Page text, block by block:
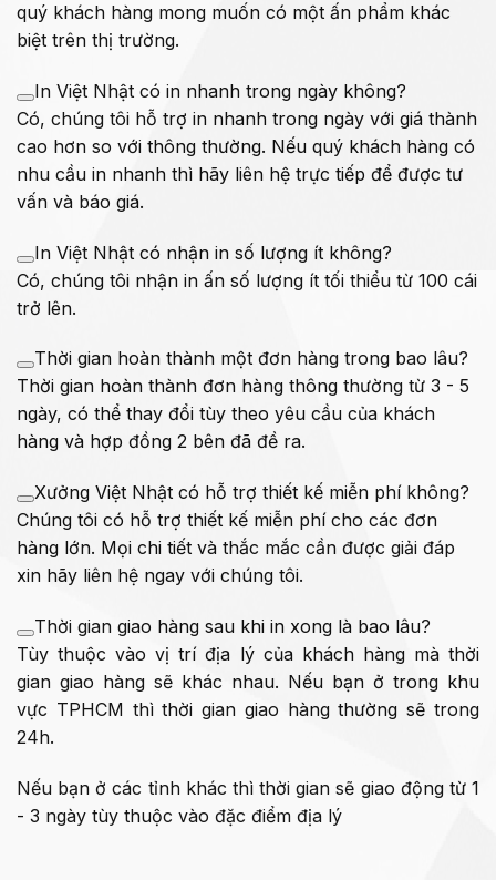
quý khách hàng mong muốn có một ấn phẩm khác
biệt trên thị trường.
In Việt Nhật có in nhanh trong ngày không?
Có, chúng tôi hỗ trợ in nhanh trong ngày với giá thành
cao hơn so với thông thường. Nếu quý khách hàng có
nhu cầu in nhanh thì hãy liên hệ trực tiếp để được tư
vấn và báo giá.
In Việt Nhật có nhận in số lượng ít không?
Có, chúng tôi nhận in ấn số lượng ít tối thiểu từ 100 cái
trở lên.
Thời gian hoàn thành một đơn hàng trong bao lâu?
Thời gian hoàn thành đơn hàng thông thường từ 3 - 5
ngày, có thể thay đổi tùy theo yêu cầu của khách
hàng và hợp đồng 2 bên đã đề ra.
Xưởng Việt Nhật có hỗ trợ thiết kế miễn phí không?
Chúng tôi có hỗ trợ thiết kế miễn phí cho các đơn
hàng lớn. Mọi chi tiết và thắc mắc cần được giải đáp
xin hãy liên hệ ngay với chúng tôi.
Thời gian giao hàng sau khi in xong là bao lâu?
Tùy thuộc vào vị trí địa lý của khách hàng mà thời
gian giao hàng sẽ khác nhau. Nếu bạn ở trong khu
vực TPHCM thì thời gian giao hàng thường sẽ trong
24h.
Nếu bạn ở các tỉnh khác thì thời gian sẽ giao động từ 1
- 3 ngày tùy thuộc vào đặc điểm địa lý